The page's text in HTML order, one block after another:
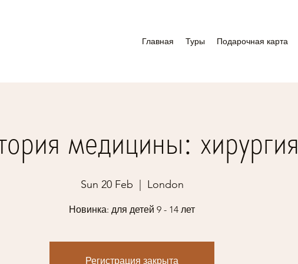
Главная Туры Подарочная карта
медицины: хирургия
Sun 20 Feb London
Новинка: для детей 9 - 14 лет
Регистрация закрыта